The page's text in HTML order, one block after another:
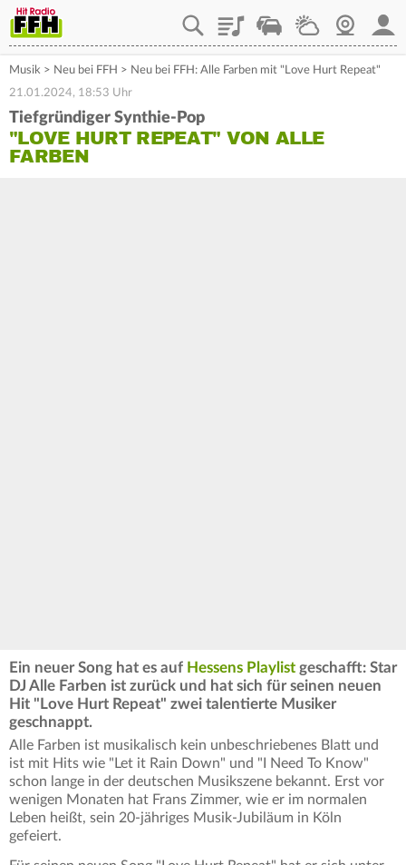
PlaylistStaupilotWetterWebcam
Musik > Neu bei FFH > Neu bei FFH: Alle Farben mit "Love Hurt Repeat"
21.01.2024, 18:53 Uhr
Tiefgründiger Synthie-Pop
"LOVE HURT REPEAT" VON ALLE
FARBEN
Ein neuer Song hat es auf Hessens Playlist geschafft: Star
DJ Alle Farben ist zurück und hat sich für seinen neuen
Hit "Love Hurt Repeat" zwei talentierte Musiker
geschnappt.
Alle Farben ist musikalisch kein unbeschriebenes Blatt und
ist mit Hits wie "Let it Rain Down" und "I Need To Know"
schon lange in der deutschen Musikszene bekannt. Erst vor
wenigen Monaten hat Frans Zimmer, wie er im normalen
Leben heißt, sein 20-jähriges Musik-Jubiläum in Köln
gefeiert.